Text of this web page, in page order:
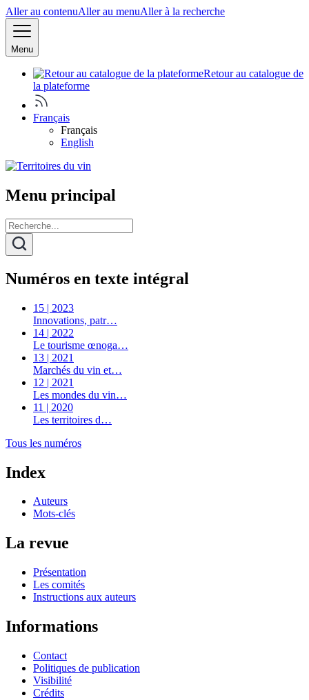
Aller au contenuAller au menuAller à la recherche
Menu
Retour au catalogue de
la plateforme
Français
Français
English
Menu principal
Numéros en texte intégral
15 | 2023
Innovations, patr…
14 | 2022
Le tourisme œnoga…
13 | 2021
Marchés du vin et…
12 | 2021
Les mondes du vin…
11 | 2020
Les territoires d…
Tous les numéros
Index
Auteurs
Mots-clés
La revue
Présentation
Les comités
Instructions aux auteurs
Informations
Contact
Politiques de publication
Visibilité
Crédits